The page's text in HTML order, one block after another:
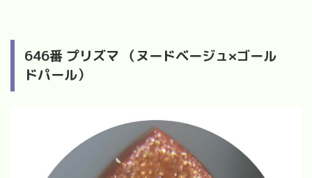
646番 プリズマ （ヌードベージュ×ゴール
ドパール）